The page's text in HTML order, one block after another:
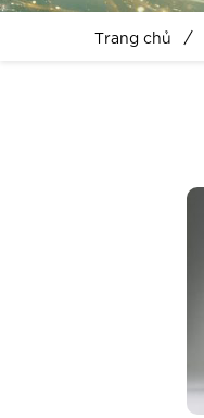
Trang chủ